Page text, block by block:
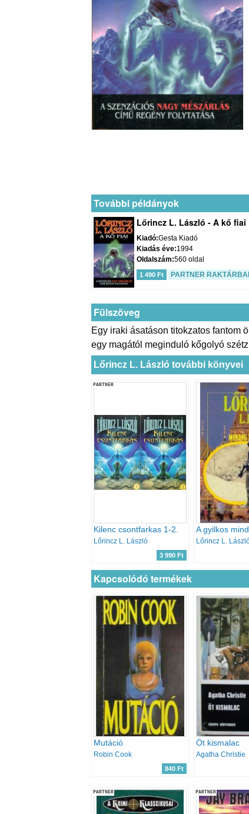
További példányok
Lőrincz L. László - A kő fiai
Kiadó Gesta Kiadó
Kiadás éve 1994
Oldalszám 560 oldal
1 490 Ft PARTNER
Fülszöveg
Egy iraki ásatáson titokzatos fantom
egy magától meginduló kőgolyó
Lőrincz L. László további könyvei
PARTNER
Kilenc csontfarkas 1-2.
Lőrincz L. László
3 990 Ft
Lőrincz L.
Kapcsolódó termékek
Mutáció
Robin Cook
840 Ft
Öt kismalac
Agatha Christie
PARTNER PARTNER